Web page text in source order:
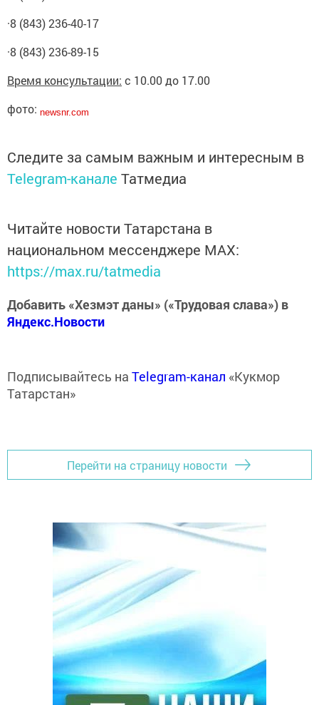
·8 (843) 236-40-17
·8 (843) 236-89-15
Время консультации: с 10.00 до 17.00
фото: newsnr.com
Следите за самым важным и интересным в
Telegram-канале Татмедиа
Читайте новости Татарстана в
национальном мессенджере MАХ:
https://max.ru/tatmedia
Добавить «Хезмэт даны» («Трудовая слава») в
Яндекс.Новости
Подписывайтесь на Telegram-канал «Кукмор
Татарстан»
Перейти на страницу новости